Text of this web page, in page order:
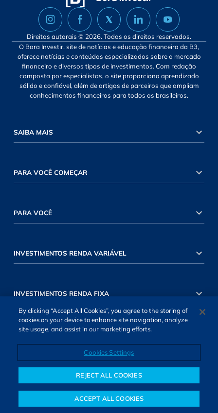
Notícias Colunistas Objetivos financeiros Investimentos Mais
Direitos autorais © 2026. Todos os direitos reservados.
O Bora Investir, site de notícias e educação financeira da B3,
oferece notícias e conteúdos especializados sobre o mercado
financeiro e diversos tipos de investimentos. Com redação
composta por especialistas, o site proporciona aprendizado
sólido e confiável, além de artigos de parceiros que ampliam
conhecimentos financeiros para todos os brasileiros.
SAIBA MAIS
PARA VOCÊ COMEÇAR
PARA VOCÊ
INVESTIMENTOS RENDA VARIÁVEL
INVESTIMENTOS RENDA FIXA
Cookies Settings
By clicking “Accept All Cookies”, you agree to the storing of
cookies on your device to enhance site navigation, analyze
site usage, and assist in our marketing efforts.
Cookies Settings
REJECT ALL COOKIES
ACCEPT ALL COOKIES